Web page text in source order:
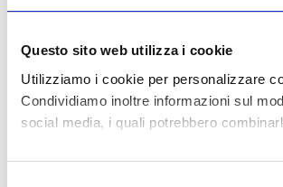
nome dell’interessato
attraverso dati contestuali
località, vicenda nota).
In Italia, questo principio è